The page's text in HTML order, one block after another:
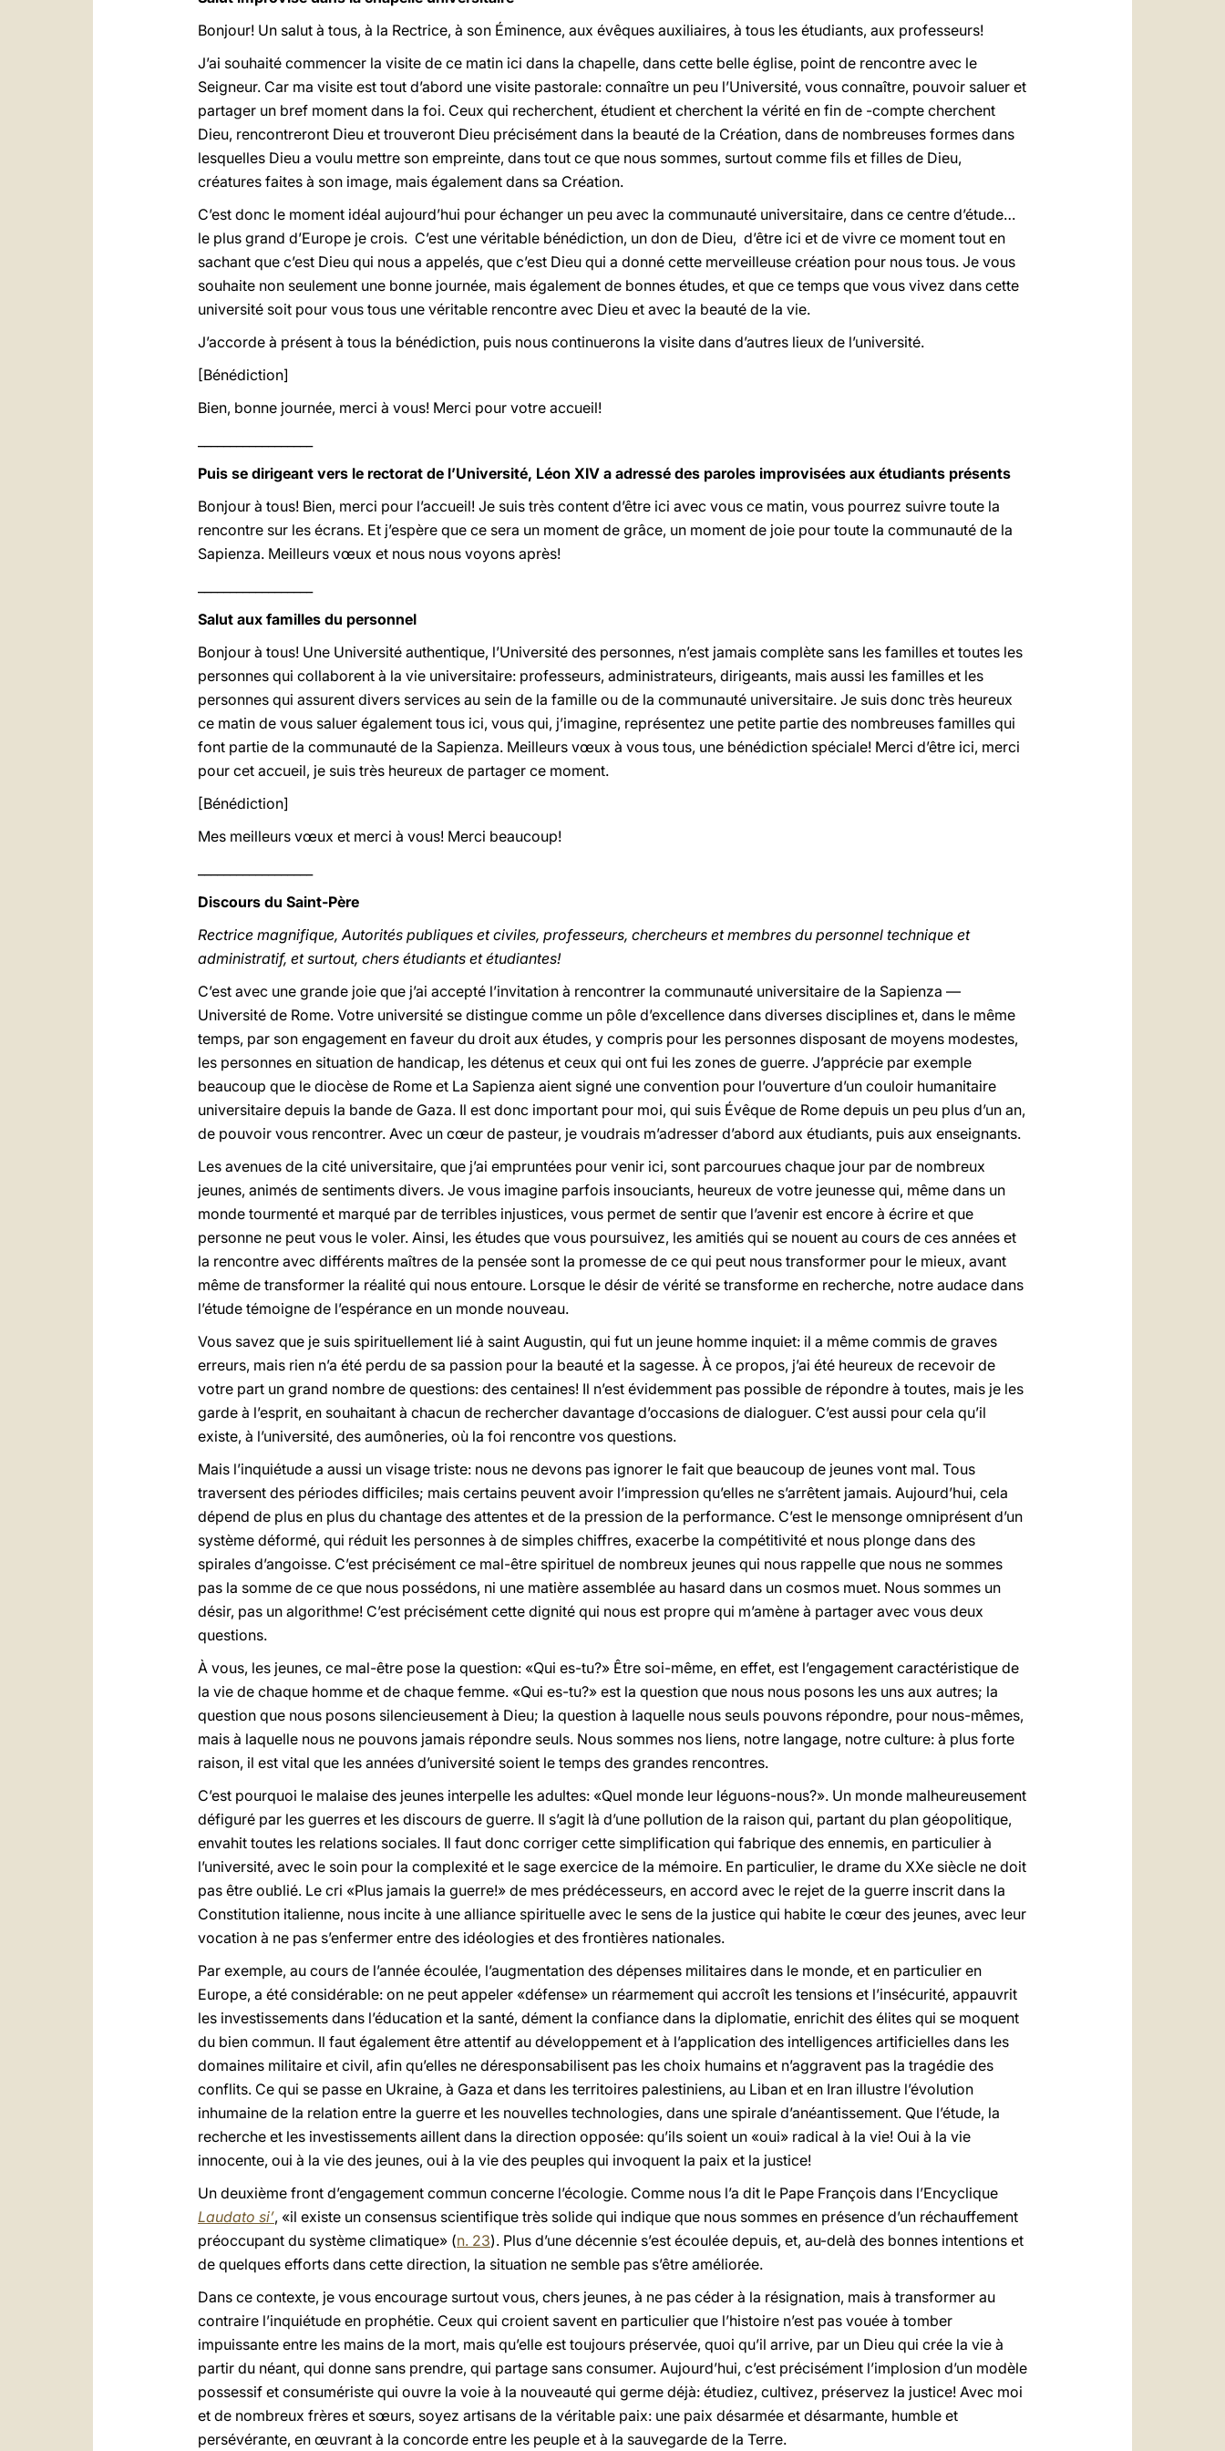
Bonjour! Un salut à tous, à la Rectrice, à son Éminence, aux évêques auxiliaires, à tous les étudiants, aux professeurs!
J’ai souhaité commencer la visite de ce matin ici dans la chapelle, dans cette belle église, point de rencontre avec le
Seigneur. Car ma visite est tout d’abord une visite pastorale: connaître un peu l’Université, vous connaître, pouvoir saluer et
partager un bref moment dans la foi. Ceux qui recherchent, étudient et cherchent la vérité en fin de -compte cherchent
Dieu, rencontreront Dieu et trouveront Dieu précisément dans la beauté de la Création, dans de nombreuses formes dans
lesquelles Dieu a voulu mettre son empreinte, dans tout ce que nous sommes, surtout comme fils et filles de Dieu,
créatures faites à son image, mais également dans sa Création.
C’est donc le moment idéal aujourd’hui pour échanger un peu avec la communauté universitaire, dans ce centre d’étude…
le plus grand d’Europe je crois. C’est une véritable bénédiction, un don de Dieu, d’être ici et de vivre ce moment tout en
sachant que c’est Dieu qui nous a appelés, que c’est Dieu qui a donné cette merveilleuse création pour nous tous. Je vous
souhaite non seulement une bonne journée, mais également de bonnes études, et que ce temps que vous vivez dans cette
université soit pour vous tous une véritable rencontre avec Dieu et avec la beauté de la vie.
J’accorde à présent à tous la bénédiction, puis nous continuerons la visite dans d’autres lieux de l’université.
[Bénédiction]
Bien, bonne journée, merci à vous! Merci pour votre accueil!
Puis se dirigeant vers le rectorat de l’Université, Léon XIV a adressé des paroles improvisées aux étudiants présents
Bonjour à tous! Bien, merci pour l’accueil! Je suis très content d’être ici avec vous ce matin, vous pourrez suivre toute la
rencontre sur les écrans. Et j’espère que ce sera un moment de grâce, un moment de joie pour toute la communauté de la
Sapienza. Meilleurs vœux et nous nous voyons après!
Salut aux familles du personnel
Bonjour à tous! Une Université authentique, l’Université des personnes, n’est jamais complète sans les familles et toutes les
personnes qui collaborent à la vie universitaire: professeurs, administrateurs, dirigeants, mais aussi les familles et les
personnes qui assurent divers services au sein de la famille ou de la communauté universitaire. Je suis donc très heureux
ce matin de vous saluer également tous ici, vous qui, j’imagine, représentez une petite partie des nombreuses familles qui
font partie de la communauté de la Sapienza. Meilleurs vœux à vous tous, une bénédiction spéciale! Merci d’être ici, merci
pour cet accueil, je suis très heureux de partager ce moment.
[Bénédiction]
Mes meilleurs vœux et merci à vous! Merci beaucoup!
Discours du Saint-Père
Rectrice magnifique, Autorités publiques et civiles, professeurs, chercheurs et membres du personnel technique et
administratif, et surtout, chers étudiants et étudiantes!
C’est avec une grande joie que j’ai accepté l’invitation à rencontrer la communauté universitaire de la Sapienza —
Université de Rome. Votre université se distingue comme un pôle d’excellence dans diverses disciplines et, dans le même
temps, par son engagement en faveur du droit aux études, y compris pour les personnes disposant de moyens modestes,
les personnes en situation de handicap, les détenus et ceux qui ont fui les zones de guerre. J’apprécie par exemple
beaucoup que le diocèse de Rome et La Sapienza aient signé une convention pour l’ouverture d’un couloir humanitaire
universitaire depuis la bande de Gaza. Il est donc important pour moi, qui suis Évêque de Rome depuis un peu plus d’un an,
de pouvoir vous rencontrer. Avec un cœur de pasteur, je voudrais m’adresser d’abord aux étudiants, puis aux enseignants.
Les avenues de la cité universitaire, que j’ai empruntées pour venir ici, sont parcourues chaque jour par de nombreux
jeunes, animés de sentiments divers. Je vous imagine parfois insouciants, heureux de votre jeunesse qui, même dans un
monde tourmenté et marqué par de terribles injustices, vous permet de sentir que l’avenir est encore à écrire et que
personne ne peut vous le voler. Ainsi, les études que vous poursuivez, les amitiés qui se nouent au cours de ces années et
la rencontre avec différents maîtres de la pensée sont la promesse de ce qui peut nous transformer pour le mieux, avant
même de transformer la réalité qui nous entoure. Lorsque le désir de vérité se transforme en recherche, notre audace dans
l’étude témoigne de l’espérance en un monde nouveau.
Vous savez que je suis spirituellement lié à saint Augustin, qui fut un jeune homme inquiet: il a même commis de graves
erreurs, mais rien n’a été perdu de sa passion pour la beauté et la sagesse. À ce propos, j’ai été heureux de recevoir de
votre part un grand nombre de questions: des centaines! Il n’est évidemment pas possible de répondre à toutes, mais je les
garde à l’esprit, en souhaitant à chacun de rechercher davantage d’occasions de dialoguer. C’est aussi pour cela qu’il
existe, à l’université, des aumôneries, où la foi rencontre vos questions.
Mais l’inquiétude a aussi un visage triste: nous ne devons pas ignorer le fait que beaucoup de jeunes vont mal. Tous
traversent des périodes difficiles; mais certains peuvent avoir l’impression qu’elles ne s’arrêtent jamais. Aujourd’hui, cela
dépend de plus en plus du chantage des attentes et de la pression de la performance. C’est le mensonge omniprésent d’un
système déformé, qui réduit les personnes à de simples chiffres, exacerbe la compétitivité et nous plonge dans des
spirales d’angoisse. C’est précisément ce mal-être spirituel de nombreux jeunes qui nous rappelle que nous ne sommes
pas la somme de ce que nous possédons, ni une matière assemblée au hasard dans un cosmos muet. Nous sommes un
désir, pas un algorithme! C’est précisément cette dignité qui nous est propre qui m’amène à partager avec vous deux
questions.
À vous, les jeunes, ce mal-être pose la question: «Qui es-tu?» Être soi-même, en effet, est l’engagement caractéristique de
la vie de chaque homme et de chaque femme. «Qui es-tu?» est la question que nous nous posons les uns aux autres; la
question que nous posons silencieusement à Dieu; la question à laquelle nous seuls pouvons répondre, pour nous-mêmes,
mais à laquelle nous ne pouvons jamais répondre seuls. Nous sommes nos liens, notre langage, notre culture: à plus forte
raison, il est vital que les années d’université soient le temps des grandes rencontres.
C’est pourquoi le malaise des jeunes interpelle les adultes: «Quel monde leur léguons-nous?». Un monde malheureusement
défiguré par les guerres et les discours de guerre. Il s’agit là d’une pollution de la raison qui, partant du plan géopolitique,
envahit toutes les relations sociales. Il faut donc corriger cette simplification qui fabrique des ennemis, en particulier à
l’université, avec le soin pour la complexité et le sage exercice de la mémoire. En particulier, le drame du XXe siècle ne doit
pas être oublié. Le cri «Plus jamais la guerre!» de mes prédécesseurs, en accord avec le rejet de la guerre inscrit dans la
Constitution italienne, nous incite à une alliance spirituelle avec le sens de la justice qui habite le cœur des jeunes, avec leur
vocation à ne pas s’enfermer entre des idéologies et des frontières nationales.
Par exemple, au cours de l’année écoulée, l’augmentation des dépenses militaires dans le monde, et en particulier en
Europe, a été considérable: on ne peut appeler «défense» un réarmement qui accroît les tensions et l’insécurité, appauvrit
les investissements dans l’éducation et la santé, dément la confiance dans la diplomatie, enrichit des élites qui se moquent
du bien commun. Il faut également être attentif au développement et à l’application des intelligences artificielles dans les
domaines militaire et civil, afin qu’elles ne déresponsabilisent pas les choix humains et n’aggravent pas la tragédie des
conflits. Ce qui se passe en Ukraine, à Gaza et dans les territoires palestiniens, au Liban et en Iran illustre l’évolution
inhumaine de la relation entre la guerre et les nouvelles technologies, dans une spirale d’anéantissement. Que l’étude, la
recherche et les investissements aillent dans la direction opposée: qu’ils soient un «oui» radical à la vie! Oui à la vie
innocente, oui à la vie des jeunes, oui à la vie des peuples qui invoquent la paix et la justice!
Un deuxième front d’engagement commun concerne l’écologie. Comme nous l’a dit le Pape François dans l’Encyclique
Laudato si’, «il existe un consensus scientifique très solide qui indique que nous sommes en présence d’un réchauffement
préoccupant du système climatique» (n. 23). Plus d’une décennie s’est écoulée depuis, et, au-delà des bonnes intentions et
de quelques efforts dans cette direction, la situation ne semble pas s’être améliorée.
Dans ce contexte, je vous encourage surtout vous, chers jeunes, à ne pas céder à la résignation, mais à transformer au
contraire l’inquiétude en prophétie. Ceux qui croient savent en particulier que l’histoire n’est pas vouée à tomber
impuissante entre les mains de la mort, mais qu’elle est toujours préservée, quoi qu’il arrive, par un Dieu qui crée la vie à
partir du néant, qui donne sans prendre, qui partage sans consumer. Aujourd’hui, c’est précisément l’implosion d’un modèle
possessif et consumériste qui ouvre la voie à la nouveauté qui germe déjà: étudiez, cultivez, préservez la justice! Avec moi
et de nombreux frères et sœurs, soyez artisans de la véritable paix: une paix désarmée et désarmante, humble et
persévérante, en œuvrant à la concorde entre les peuple et à la sauvegarde de la Terre.